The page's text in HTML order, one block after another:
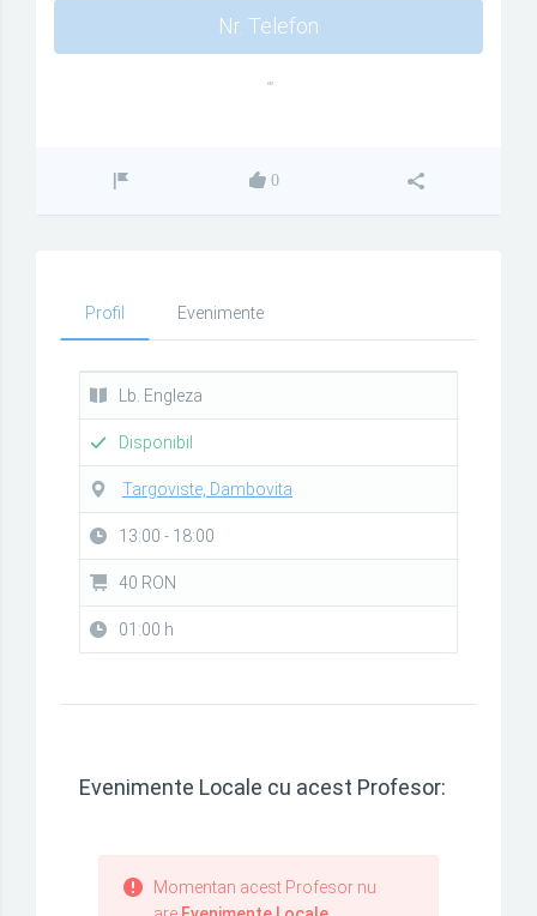
Nr. Telefon
""
0
Profil Evenimente
Lb. Engleza
Disponibil
Targoviste, Dambovita
13:00 - 18:00
40 RON
01:00 h
Evenimente Locale cu acest Profesor:
Momentan acest Profesor nu